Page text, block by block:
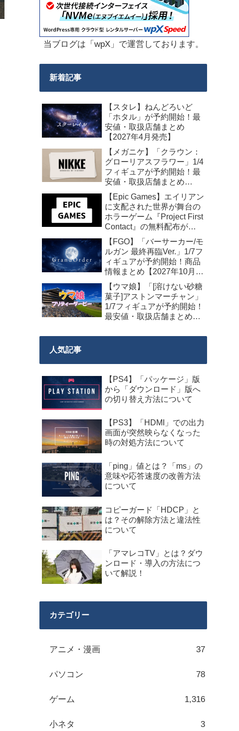
当ブログは「wpX」で運営しております。
新着記事
【スタレ】ねんどろいど
「ホタル」が予約開始！最
安値・取扱店舗まとめ
【2027年4月発売】
【メガニケ】「クラウン：
グローリアスフラワー」1/4
フィギュアが予約開始！最
安値・取扱店舗まとめ
【2027年5月発売】
【Epic Games】エイリアン
に支配された世界が舞台の
ホラーゲーム『Project First
Contact』の無料配布が
2026年8月18日午前7時まで
の期間限定で開始
【FGO】「バーサーカー/モ
ルガン 最終再臨Ver.」1/7フ
ィギュアが予約開始！商品
情報まとめ【2027年10月発
売】
【ウマ娘】「[溶けない砂糖
菓子]アストンマーチャン」
1/7フィギュアが予約開始！
最安値・取扱店舗まとめ
人気記事
【PS4】「パッケージ」版
から「ダウンロード」版へ
の切り替え方法について
【PS3】「HDMI」での出力
画面が突然映らなくなった
時の対処方法について
「ping」値とは？「ms」の
意味や応答速度の改善方法
について
コピーガード「HDCP」と
は？その解除方法と違法性
について
「アマレコTV」とは？ダウ
ンロード・導入の方法につ
いて解説！
カテゴリー
アニメ・漫画 37
パソコン 78
ゲーム 1,316
小ネタ 3